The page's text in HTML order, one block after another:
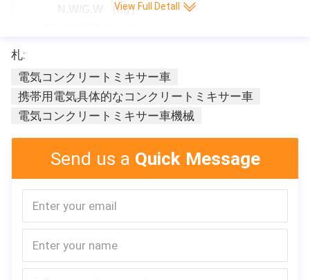
N.W/G.W （kg）
製品の説明
View Full Detall
札:
電気コンクリートミキサー車
携帯用電気具体的なコンクリートミキサー車
電気コンクリートミキサー車機械
Send us a Quick Message